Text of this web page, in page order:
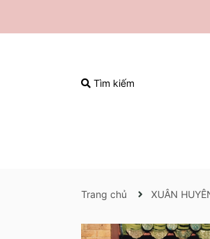
Tìm kiếm
Trang chủ XUÂN